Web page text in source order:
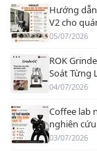
Hướng
V2 cho
05/07/2026
ROK
Soát Từng
04/07/2026
Coffee lab
nghiên
03/07/2026